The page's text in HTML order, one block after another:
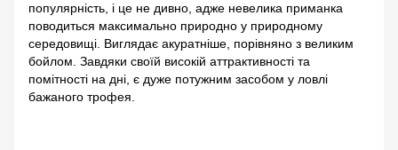
популярність, і це не дивно, адже невелика приманка
поводиться максимально природно у природному
середовищі. Виглядає акуратніше, порівняно з великим
бойлом. Завдяки своїй високій аттрактивності та
помітності на дні, є дуже потужним засобом у ловлі
бажаного трофея.